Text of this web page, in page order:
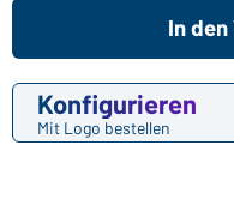
Konfigurieren
Mit Logo bestellen
In